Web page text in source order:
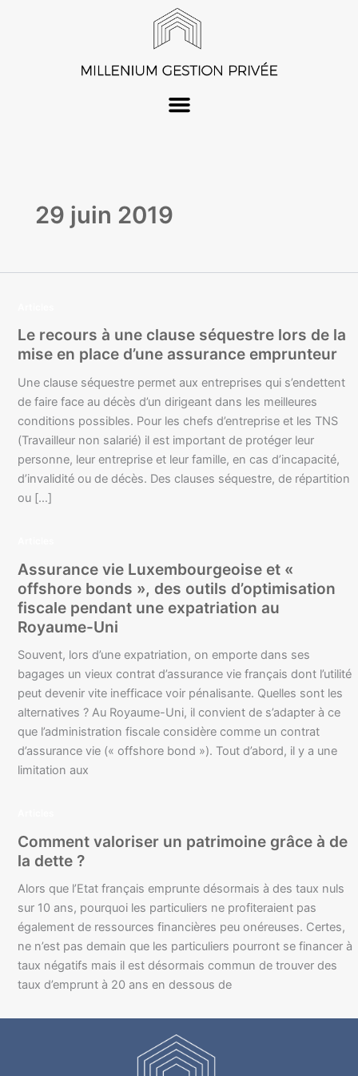
29 juin 2019
Le recours à une clause séquestre lors de la
mise en place d’une assurance emprunteur
Une clause séquestre permet aux entreprises qui s’endettent
de faire face au décès d’un dirigeant dans les meilleures
conditions possibles. Pour les chefs d’entreprise et les TNS
(Travailleur non salarié) il est important de protéger leur
personne, leur entreprise et leur famille, en cas d’incapacité,
d’invalidité ou de décès. Des clauses séquestre, de répartition
ou […]
Assurance vie Luxembourgeoise et «
offshore bonds », des outils d’optimisation
fiscale pendant une expatriation au
Royaume-Uni
Souvent, lors d’une expatriation, on emporte dans ses
bagages un vieux contrat d’assurance vie français dont l’utilité
peut devenir vite inefficace voir pénalisante. Quelles sont les
alternatives ? Au Royaume-Uni, il convient de s’adapter à ce
que l’administration fiscale considère comme un contrat
d’assurance vie (« offshore bond »). Tout d’abord, il y a une
limitation aux
Comment valoriser un patrimoine grâce à de
la dette ?
Alors que l’Etat français emprunte désormais à des taux nuls
sur 10 ans, pourquoi les particuliers ne profiteraient pas
également de ressources financières peu onéreuses. Certes,
ne n’est pas demain que les particuliers pourront se financer à
taux négatifs mais il est désormais commun de trouver des
taux d’emprunt à 20 ans en dessous de